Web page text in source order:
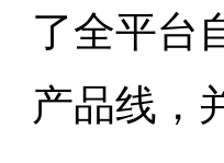
了全平台
产品线，